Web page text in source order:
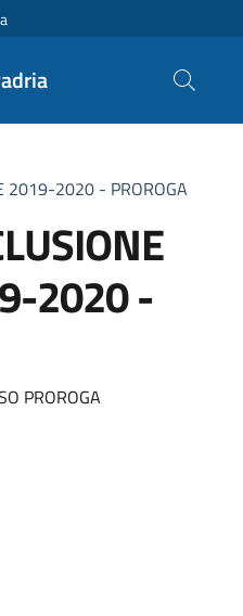
2019-2020 - PROROGA
2020 -
PROROGA